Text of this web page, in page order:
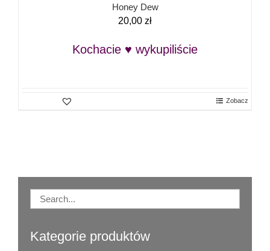
Honey Dew
20,00 zł
Kochacie ♥ wykupiliście
Zobacz
Kategorie produktów